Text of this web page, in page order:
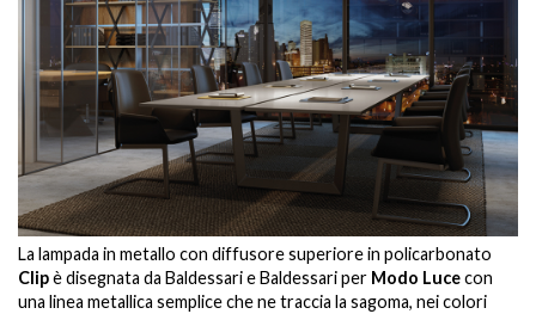
La lampada in metallo con diffusore superiore in policarbonato
Clipè disegnata da Baldessari e Baldessari per Modo Lucecon
una linea metallica semplice che ne traccia la sagoma, nei colori